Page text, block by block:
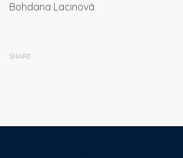
Bohdana Lacinová
SHARE